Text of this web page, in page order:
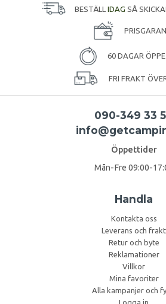
BESTÄLL IDAG SÅ
60 DAGAR
FRI FRAKT
090-349 33
Öppettider
Mån-Fre 09:00-
Handla
Kontakta oss
Leverans och frakt
Retur och byte
Reklamationer
Villkor
Mina favoriter
Alla kampanjer och
Logga in